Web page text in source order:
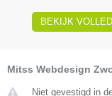
BEKIJK
Mitss Webdesign
Niet gevestigd in